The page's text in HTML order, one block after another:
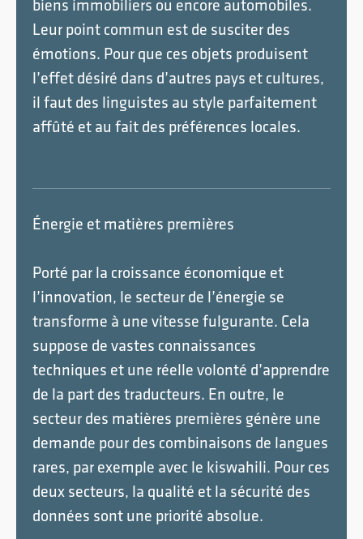
biens immobiliers ou encore automobiles.
Leur point commun est de susciter des
émotions. Pour que ces objets produisent
l’effet désiré dans d’autres pays et cultures,
il faut des linguistes au style parfaitement
affûté et au fait des préférences locales.
Énergie et matières premières
Porté par la croissance économique et
l’innovation, le secteur de l’énergie se
transforme à une vitesse fulgurante. Cela
suppose de vastes connaissances
techniques et une réelle volonté d’apprendre
de la part des traducteurs. En outre, le
secteur des matières premières génère une
demande pour des combinaisons de langues
rares, par exemple avec le kiswahili. Pour ces
deux secteurs, la qualité et la sécurité des
données sont une priorité absolue.